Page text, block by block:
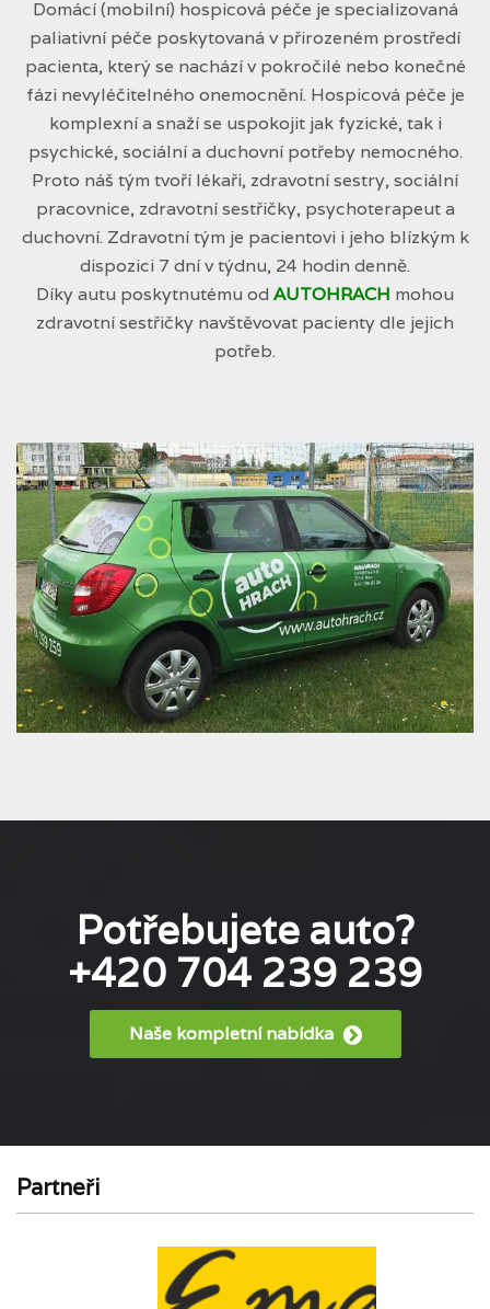
Domácí (mobilní) hospicová péče je specializovaná
paliativní péče poskytovaná v přirozeném prostředí
pacienta, který se nachází v pokročilé nebo konečné
fázi nevyléčitelného onemocnění. Hospicová péče je
komplexní a snaží se uspokojit jak fyzické, tak i
psychické, sociální a duchovní potřeby nemocného.
Proto náš tým tvoří lékaři, zdravotní sestry, sociální
pracovnice, zdravotní sestřičky, psychoterapeut a
duchovní. Zdravotní tým je pacientovi i jeho blízkým k
dispozici 7 dní v týdnu, 24 hodin denně.
Díky autu poskytnutému od AUTOHRACH mohou
zdravotní sestřičky navštěvovat pacienty dle jejich
potřeb.
Potřebujete auto?
+420 704 239 239
Naše kompletní nabídka
Partneři